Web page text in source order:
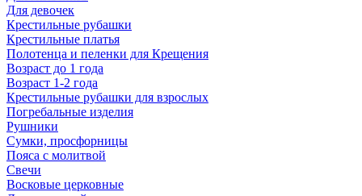
Для девочек
Крестильные рубашки
Крестильные платья
Полотенца и пеленки для Крещения
Возраст до 1 года
Возраст 1-2 года
Крестильные рубашки для взрослых
Погребальные изделия
Рушники
Сумки, просфорницы
Пояса с молитвой
Свечи
Восковые церковные